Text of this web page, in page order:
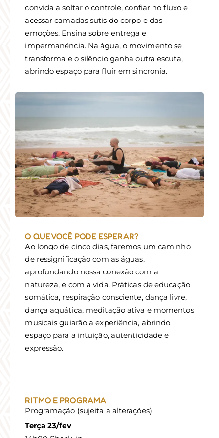
convida a soltar o controle, confiar no fluxo e
acessar camadas sutis do corpo e das
emoções. Ensina sobre entrega e
impermanência. Na água, o movimento se
transforma e o silêncio ganha outra escuta,
abrindo espaço para fluir em sincronia.
O QUE VOCÊ PODE ESPERAR?
Ao longo de cinco dias, faremos um caminho
de ressignificação com as águas,
aprofundando nossa conexão com a
natureza, e com a vida. Práticas de educação
somática, respiração consciente, dança livre,
dança aquática, meditação ativa e momentos
musicais guiarão a experiência, abrindo
espaço para a intuição, autenticidade e
expressão.
RITMO E PROGRAMA
Programação (sujeita a alterações)
Terça 23/fev